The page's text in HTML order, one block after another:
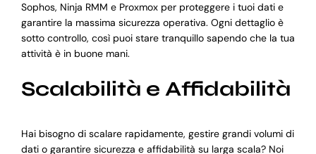
Sophos, Ninja RMM e Proxmox per proteggere i tuoi dati e
garantire la massima sicurezza operativa. Ogni dettaglio è
sotto controllo, così puoi stare tranquillo sapendo che la tua
attività è in buone mani.
Scalabilità e Affidabilità
Hai bisogno di scalare rapidamente, gestire grandi volumi di
dati o garantire sicurezza e affidabilità su larga scala? Noi